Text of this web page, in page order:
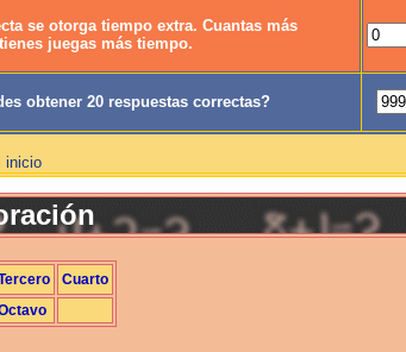
se otorga tiempo extra. Cuantas más
juegas más tiempo.
obtener 20 respuestas correctas?
inicio
Cuarto